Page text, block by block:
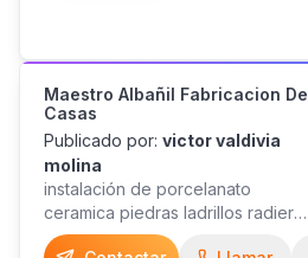
Maestro Albañil Fabricacion De
Casas
Publicado por: victor valdivia
molina
instalación de porcelanato
ceramica piedras ladrillos radier
afinado de pisos obra guesa